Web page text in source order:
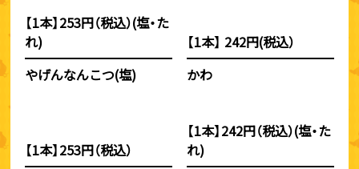
【1本】253円（税込）(塩・た
れ)
【1本】 242円(税込）
やげんなんこつ(塩)
【1本】253円（税込）
かわ
【1本】242円（税込）(塩・た
れ)